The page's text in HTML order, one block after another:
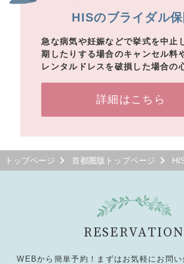
HISのブライダル
急な病気や妊娠などで挙式を中止
期したりする場合のキャンセル料
レンタルドレスを破損した場合の
詳細はこちら
トップページ 首都圏版トップページ
RESERVATION
WEBから簡単予約！まずはお気軽にお問い